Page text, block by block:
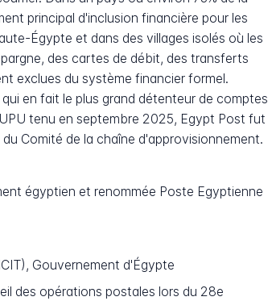
principal d'inclusion financière pour les
Égypte et dans des villages isolés où les
des cartes de débit, des transferts
exclues du système financier formel.
en fait le plus grand détenteur de comptes
tenu en septembre 2025, Egypt Post fut
Comité de la chaîne d'approvisionnement.
égyptien et renommée Poste Egyptienne
Gouvernement d'Égypte
des opérations postales lors du 28e